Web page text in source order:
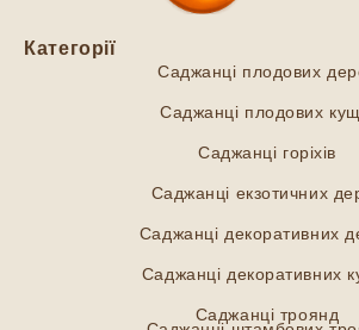
Категорії
Саджанці плодових
Саджанці плодових
Саджанці горіхів
Саджанці екзотичних
Саджанці декоративних
Саджанці декоративних
Саджанці троянд